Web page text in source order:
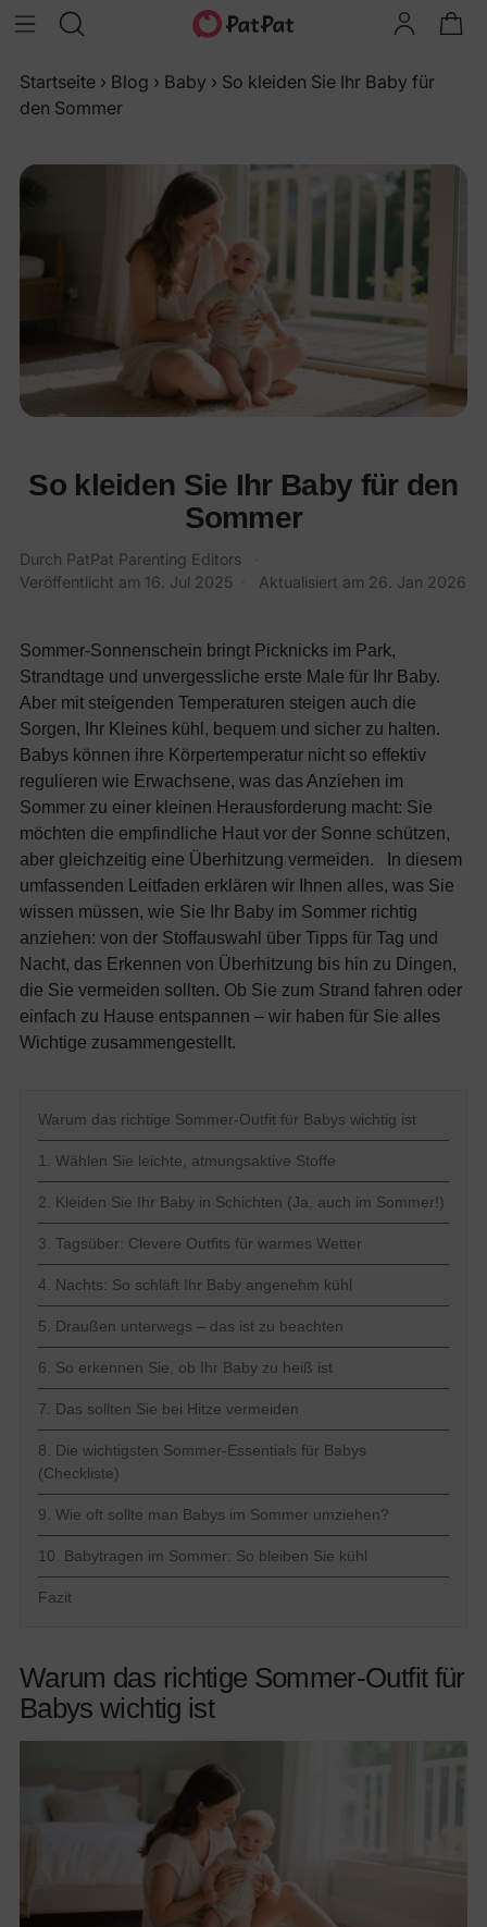
Startseite › Blog › Baby › So kleiden Sie Ihr Baby für
den Sommer
So kleiden Sie Ihr Baby für den
Sommer
Durch PatPat Parenting Editors
Veröffentlicht am 16. Jul 2025 Aktualisiert am 26. Jan 2026
Sommer-Sonnenschein bringt Picknicks im Park,
Strandtage und unvergessliche erste Male für Ihr Baby.
Aber mit steigenden Temperaturen steigen auch die
Sorgen, Ihr Kleines kühl, bequem und sicher zu halten.
Babys können ihre Körpertemperatur nicht so effektiv
regulieren wie Erwachsene, was das Anziehen im
Sommer zu einer kleinen Herausforderung macht: Sie
möchten die empfindliche Haut vor der Sonne schützen,
aber gleichzeitig eine Überhitzung vermeiden. In diesem
umfassenden Leitfaden erklären wir Ihnen alles, was Sie
wissen müssen, wie Sie Ihr Baby im Sommer richtig
anziehen: von der Stoffauswahl über Tipps für Tag und
Nacht, das Erkennen von Überhitzung bis hin zu Dingen,
die Sie vermeiden sollten. Ob Sie zum Strand fahren oder
einfach zu Hause entspannen – wir haben für Sie alles
Wichtige zusammengestellt.
Warum das richtige Sommer-Outfit für Babys wichtig ist
1. Wählen Sie leichte, atmungsaktive Stoffe
2. Kleiden Sie Ihr Baby in Schichten (Ja, auch im Sommer!)
3. Tagsüber: Clevere Outfits für warmes Wetter
4. Nachts: So schläft Ihr Baby angenehm kühl
5. Draußen unterwegs – das ist zu beachten
6. So erkennen Sie, ob Ihr Baby zu heiß ist
7. Das sollten Sie bei Hitze vermeiden
8. Die wichtigsten Sommer-Essentials für Babys
(Checkliste)
9. Wie oft sollte man Babys im Sommer umziehen?
10. Babytragen im Sommer: So bleiben Sie kühl
Fazit
Warum das richtige Sommer-Outfit für
Babys wichtig ist